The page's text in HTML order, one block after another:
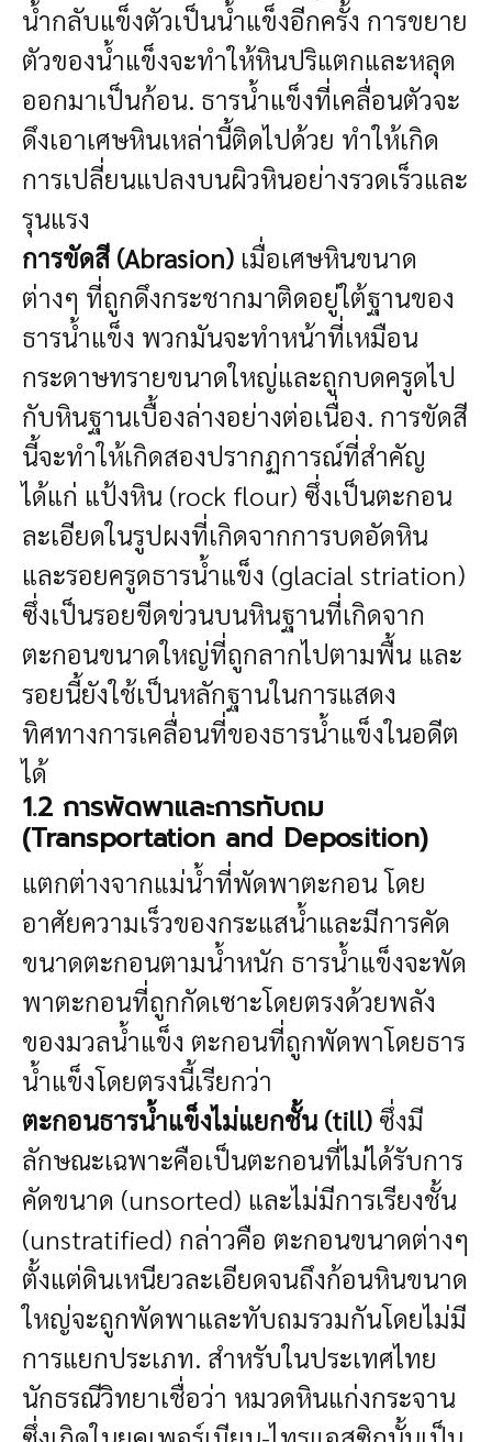
น้ำกลับแข็งตัวเป็นน้ำแข็งอีกครั้ง การขยาย
ตัวของน้ำแข็งจะทำให้หินปริแตกและหลุด
ออกมาเป็นก้อน. ธารน้ำแข็งที่เคลื่อนตัวจะ
ดึงเอาเศษหินเหล่านี้ติดไปด้วย ทำให้เกิด
การเปลี่ยนแปลงบนผิวหินอย่างรวดเร็วและ
รุนแรง
การขัดสี (Abrasion) เมื่อเศษหินขนาด
ต่างๆ ที่ถูกดึงกระชากมาติดอยู่ใต้ฐานของ
ธารน้ำแข็ง พวกมันจะทำหน้าที่เหมือน
กระดาษทรายขนาดใหญ่และถูกบดครูดไป
กับหินฐานเบื้องล่างอย่างต่อเนื่อง. การขัดสี
นี้จะทำให้เกิดสองปรากฏการณ์ที่สำคัญ
ได้แก่ แป้งหิน (rock flour) ซึ่งเป็นตะกอน
ละเอียดในรูปผงที่เกิดจากการบดอัดหิน
และรอยครูดธารน้ำแข็ง (glacial striation)
ซึ่งเป็นรอยขีดข่วนบนหินฐานที่เกิดจาก
ตะกอนขนาดใหญ่ที่ถูกลากไปตามพื้น และ
รอยนี้ยังใช้เป็นหลักฐานในการแสดง
ทิศทางการเคลื่อนที่ของธารน้ำแข็งในอดีต
ได้
1.2 การพัดพาและการทับถม
(Transportation and Deposition)
แตกต่างจากแม่น้ำที่พัดพาตะกอน โดย
อาศัยความเร็วของกระแสน้ำและมีการคัด
ขนาดตะกอนตามน้ำหนัก ธารน้ำแข็งจะพัด
พาตะกอนที่ถูกกัดเซาะโดยตรงด้วยพลัง
ของมวลน้ำแข็ง ตะกอนที่ถูกพัดพาโดยธาร
น้ำแข็งโดยตรงนี้เรียกว่า
ตะกอนธารน้ำแข็งไม่แยกชั้น (till) ซึ่งมี
ลักษณะเฉพาะคือเป็นตะกอนที่ไม่ได้รับการ
คัดขนาด (unsorted) และไม่มีการเรียงชั้น
(unstratified) กล่าวคือ ตะกอนขนาดต่างๆ
ตั้งแต่ดินเหนียวละเอียดจนถึงก้อนหินขนาด
ใหญ่จะถูกพัดพาและทับถมรวมกันโดยไม่มี
การแยกประเภท. สำหรับในประเทศไทย
นักธรณีวิทยาเชื่อว่า หมวดหินแก่งกระจาน